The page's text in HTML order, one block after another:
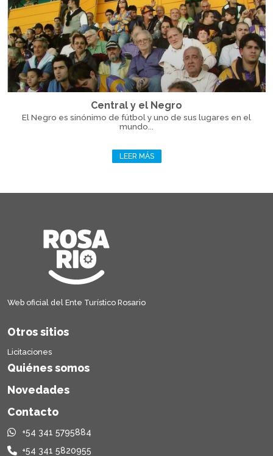
Central y el Negro
El Negro es sinónimo de fútbol y uno de sus lugares en el
mundo...
LEER MÁS
Web oficial del Ente Turístico Rosario
Otros sitios
Licitaciones
Quiénes somos
Novedades
Contacto
+54 341 5795884
+54 341 5820955